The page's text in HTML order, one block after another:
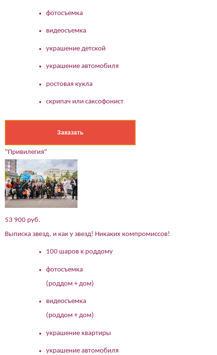
фотосъемка
видеосъемка
украшение детской
украшение автомобиля
ростовая кукла
скрипач или саксофонист
Заказать
"Привилегия"
53 900 руб.
Выписка звезд, и как у звезд! Никаких компромиссов!
100 шаров к роддому
фотосъемка
(роддом + дом)
видеосъемка
(роддом + дом)
украшение квартиры
украшение автомобиля